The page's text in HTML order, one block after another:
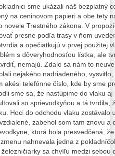
sme ukázali náš bezplatný
na ceninovom papieri a obe tety
novele Trestného zákona. V
presne podľa trasy v ňom
a opečiatkujú v prvej použitej
s dôveryhodnosťou lístka, ale
nemajú. Zdalo sa nám to
nejakého nadriadeného, vysvitlo,
akési telefónne číslo, kde by sme
sme sa, že nastúpime do vlaku
so sprievodkyňou a tá tvrdila,
Hoci do odchodu vlaku zostávalo
zabehol som tam znovu a
ktorá bola presvedčená,
nahnevala jedna z
sa chvíľu medzi sebou